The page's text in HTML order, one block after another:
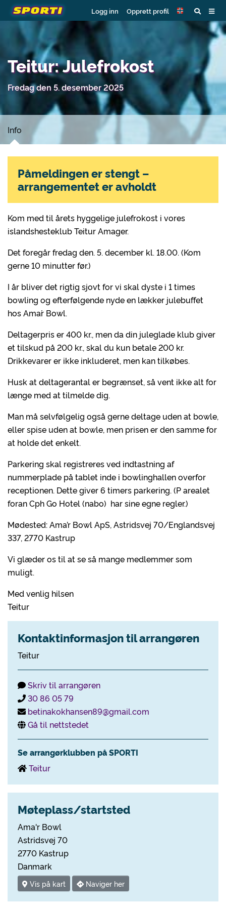
Logg inn Opprett profil
Teitur: Julefrokost
Fredag den 5. desember 2025
Info
Kom med til årets hyggelige julefrokost i vores
islandshesteklub Teitur Amager.
Det foregår fredag den. 5. december kl. 18.00. (Kom
gerne 10 minutter før.)
I år bliver det rigtig sjovt for vi skal dyste i 1 times
bowling og efterfølgende nyde en lækker julebuffet
hos Ama´r Bowl.
Deltagerpris er 400 kr., men da din juleglade klub giver
et tilskud på 200 kr., skal du kun betale 200 kr.
Drikkevarer er ikke inkluderet, men kan tilkøbes.
Husk at deltagerantal er begrænset, så vent ikke alt for
længe med at tilmelde dig.
Man må selvfølgelig også gerne deltage uden at bowle,
eller spise uden at bowle, men prisen er den samme for
at holde det enkelt.
Parkering skal registreres ved indtastning af
nummerplade på tablet inde i bowlinghallen overfor
receptionen. Dette giver 6 timers parkering. (P arealet
foran Cph Go Hotel (nabo) har sine egne regler.)
Mødested: Ama’r Bowl ApS, Astridsvej 70/Englandsvej
337, 2770 Kastrup
Vi glæder os til at se så mange medlemmer som
muligt.
Med venlig hilsen
Teitur
Kontaktinformasjon til arrangøren
Teitur
Skriv til arrangøren
30 86 05 79
betinakokhansen89@gmail.com
Gå til nettstedet
Se arrangørklubben på SPORTI
Teitur
Møteplass/startsted
Ama'r Bowl
Astridsvej 70
2770 Kastrup
Danmark
Vis på kart Naviger her
Påmeldingen er stengt –
arrangementet er avholdt